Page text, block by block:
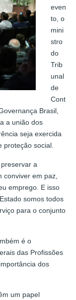
even
to, o
mini
stro
do
Trib
unal
de
Cont
Brasil,
a união dos
seja exercida
proteção social.
a
em paz,
emprego. E isso
somos todos
para o conjunto
é o
das Profissões
dos
um papel